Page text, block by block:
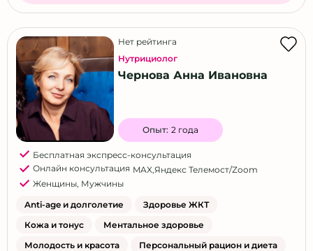
Нет рейтинга
Нутрициолог
Чернова Анна Ивановна
Опыт: 2 года
Бесплатная экспресс-консультация
Онлайн консультация MAX,Яндекс Телемост/Zoom
Женщины, Мужчины
Anti-age и долголетие
Здоровье ЖКТ
Кожа и тонус
Ментальное здоровье
Молодость и красота
Персональный рацион и диета